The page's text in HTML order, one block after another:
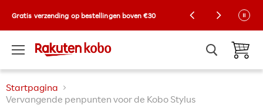
Kobo Exclusive Drop: NIEUWE limited-edition
Collector-hoezen! 🌼 |Shop nu
Gratis verzending op bestellingen boven €30
Startpagina
Vervangende penpunten voor de Kobo Stylus